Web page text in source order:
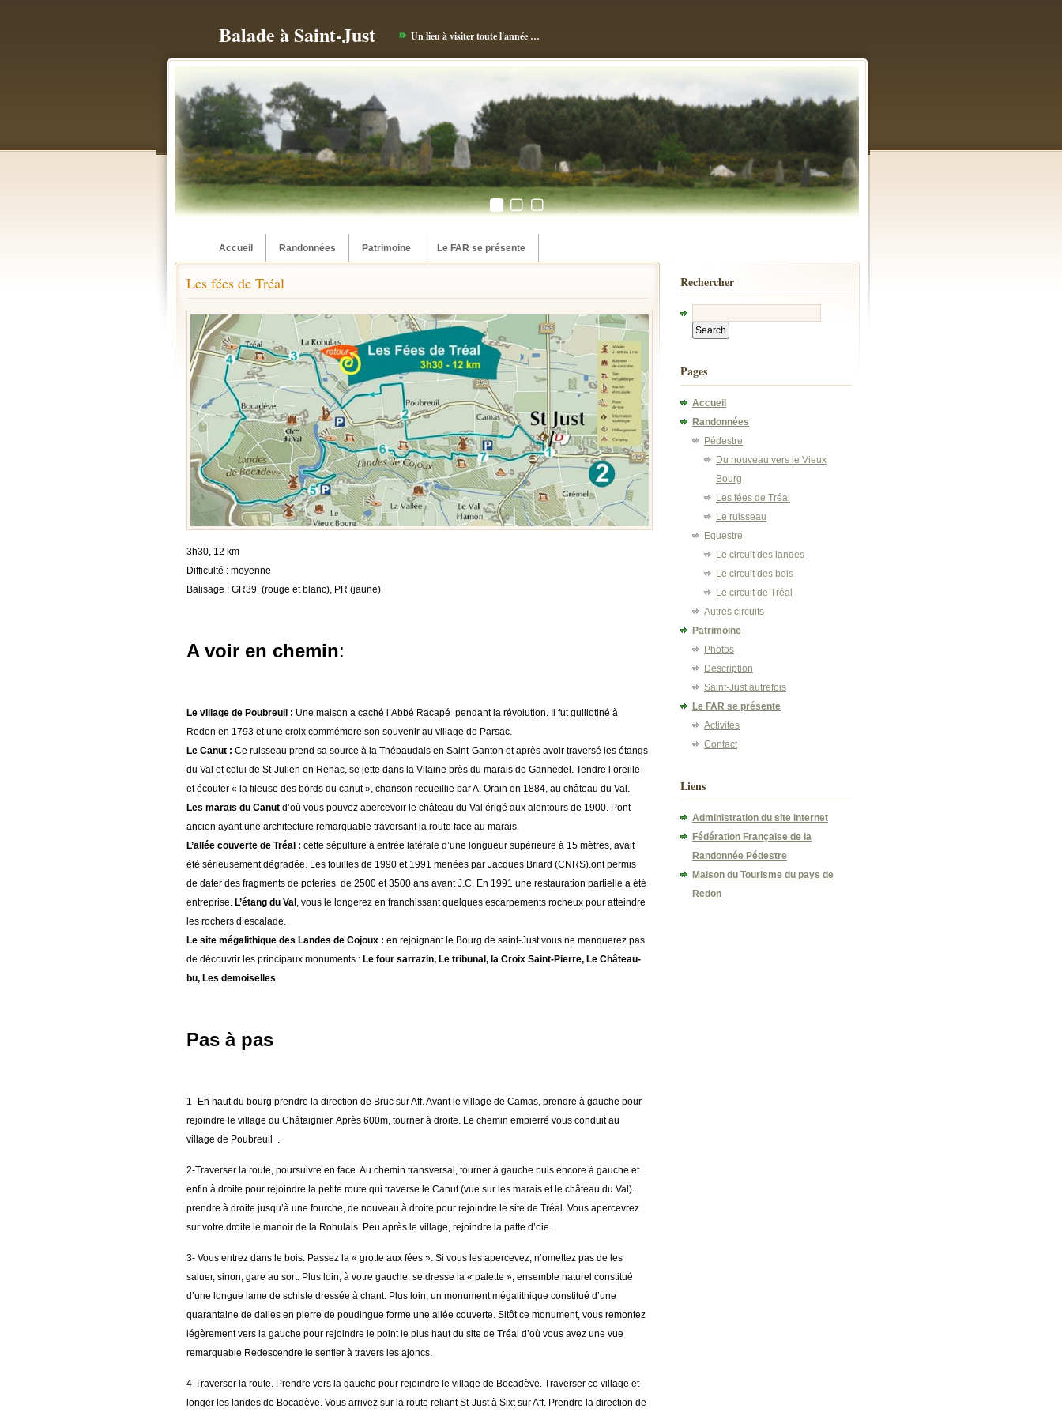
Balade à Saint-Just Un lieu à visiter toute l'année …
Accueil Randonnées Patrimoine Le FAR se présente
Les fées de Tréal
3h30, 12 km
Difficulté : moyenne
Balisage : GR39 (rouge et blanc), PR (jaune)
A voir en chemin:
Le village de Poubreuil : Une maison a caché l’Abbé Racapé pendant la révolution. Il fut guillotiné à
Redon en 1793 et une croix commémore son souvenir au village de Parsac.
Le Canut : Ce ruisseau prend sa source à la Thébaudais en Saint-Ganton et après avoir traversé les étangs
du Val et celui de St-Julien en Renac, se jette dans la Vilaine près du marais de Gannedel. Tendre l’oreille
et écouter « la fileuse des bords du canut », chanson recueillie par A. Orain en 1884, au château du Val.
Les marais du Canut d’où vous pouvez apercevoir le château du Val érigé aux alentours de 1900. Pont
ancien ayant une architecture remarquable traversant la route face au marais.
L’allée couverte de Tréal : cette sépulture à entrée latérale d’une longueur supérieure à 15 mètres, avait
été sérieusement dégradée. Les fouilles de 1990 et 1991 menées par Jacques Briard (CNRS).ont permis
de dater des fragments de poteries de 2500 et 3500 ans avant J.C. En 1991 une restauration partielle a été
entreprise. L’étang du Val , vous le longerez en franchissant quelques escarpements rocheux pour atteindre
les rochers d’escalade.
Le site mégalithique des Landes de Cojoux : en rejoignant le Bourg de saint-Just vous ne manquerez pas
de découvrir les principaux monuments : Le four sarrazin, Le tribunal, la Croix Saint-Pierre, Le Château-
bu, Les demoiselles
Pas à pas
1- En haut du bourg prendre la direction de Bruc sur Aff. Avant le village de Camas, prendre à gauche pour
rejoindre le village du Châtaignier. Après 600m, tourner à droite. Le chemin empierré vous conduit au
village de Poubreuil .
2-Traverser la route, poursuivre en face. Au chemin transversal, tourner à gauche puis encore à gauche et
enfin à droite pour rejoindre la petite route qui traverse le Canut (vue sur les marais et le château du Val).
prendre à droite jusqu’à une fourche, de nouveau à droite pour rejoindre le site de Tréal. Vous apercevrez
sur votre droite le manoir de la Rohulais. Peu après le village, rejoindre la patte d’oie.
3- Vous entrez dans le bois. Passez la « grotte aux fées ». Si vous les apercevez, n’omettez pas de les
saluer, sinon, gare au sort. Plus loin, à votre gauche, se dresse la « palette », ensemble naturel constitué
d’une longue lame de schiste dressée à chant. Plus loin, un monument mégalithique constitué d’une
quarantaine de dalles en pierre de poudingue forme une allée couverte. Sitôt ce monument, vous remontez
légèrement vers la gauche pour rejoindre le point le plus haut du site de Tréal d’où vous avez une vue
remarquable Redescendre le sentier à travers les ajoncs.
4-Traverser la route. Prendre vers la gauche pour rejoindre le village de Bocadève. Traverser ce village et
longer les landes de Bocadève. Vous arrivez sur la route reliant St-Just à Sixt sur Aff. Prendre la direction de
Rechercher
Pages
Accueil
Randonnées
Pédestre
Du nouveau vers le Vieux
Bourg
Les fées de Tréal
Le ruisseau
Equestre
Le circuit des landes
Le circuit des bois
Le circuit de Tréal
Autres circuits
Patrimoine
Photos
Description
Saint-Just autrefois
Le FAR se présente
Activités
Contact
Liens
Administration du site internet
Fédération Française de la
Randonnée Pédestre
Maison du Tourisme du pays de
Redon